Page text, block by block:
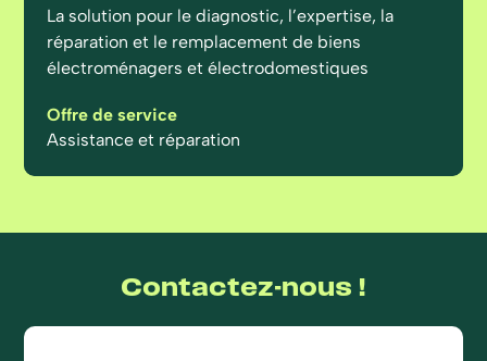
La solution pour le diagnostic, l’expertise, la
réparation et le remplacement de biens
électroménagers et électrodomestiques
Offre de service
Assistance et réparation
Contactez-nous !